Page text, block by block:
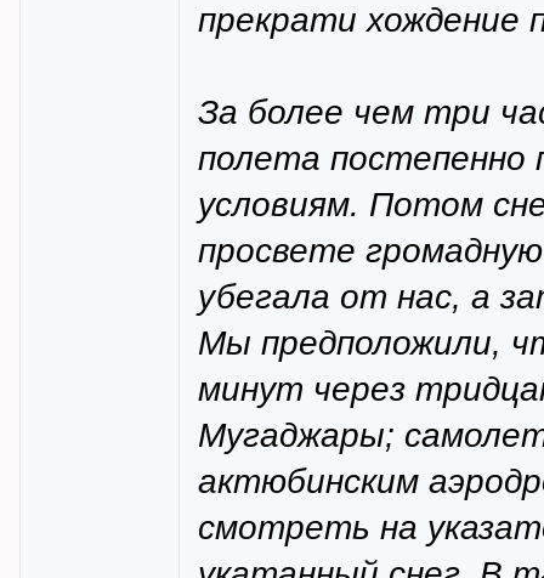
прекрати хождение
За более чем три
полета постепенно
условиям. Потом
просвете
убегала от нас, а
Мы предположили,
минут через
Мугаджары; самолет
актюбинским
смотреть на